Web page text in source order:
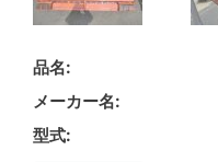
品名
メーカー名
型式